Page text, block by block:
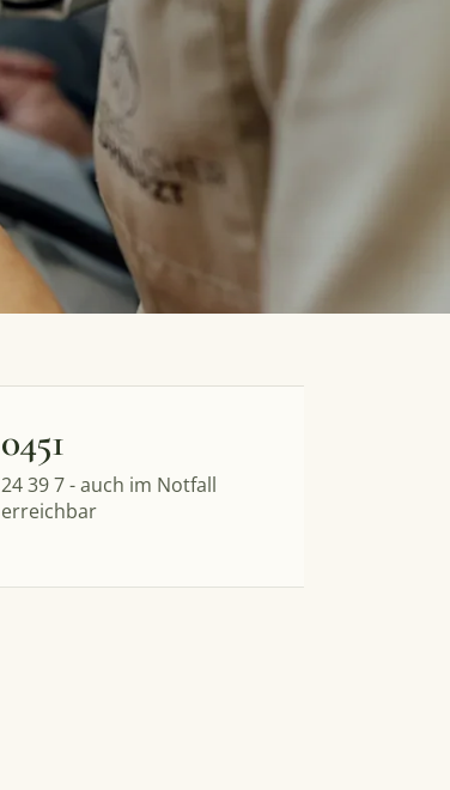
0451
24 39 7 - auch im Notfall
erreichbar